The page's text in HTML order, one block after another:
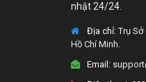
nhật 24/24.
Địa chỉ:Trụ Sở
Hồ Chí Minh.
Email: